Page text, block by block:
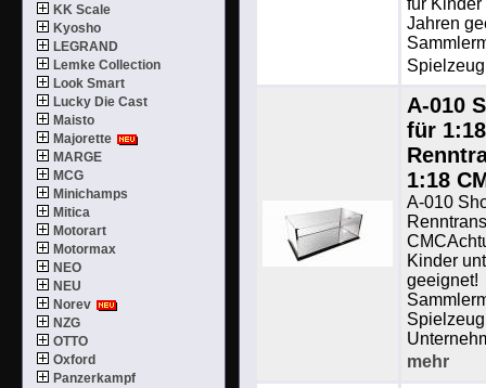
KK Scale
Kyosho
LEGRAND
Lemke Collection
Look Smart
Lucky Die Cast
Maisto
Majorette
MARGE
MCG
Minichamps
Mitica
Motorart
Motormax
NEO
NEU
Norev
NZG
OTTO
Oxford
Panzerkampf
für Kinder
Jahren
A-010
für 1:18
1:18
A-010
Kinder
geeignet!
mehr